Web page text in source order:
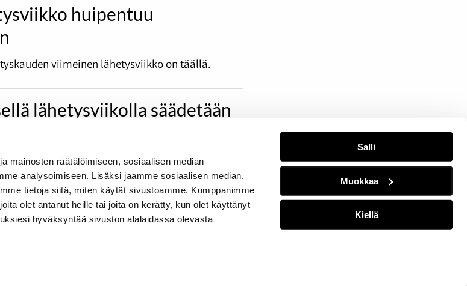
mainosten räätälöimiseen, sosiaalisen median
analysoimiseen. Lisäksi jaamme sosiaalisen median,
tietoja siitä, miten käytät sivustoamme. Kumppanimme
olet antanut heille tai joita on kerätty, kun olet käyttänyt
hyväksyntää sivuston alalaidassa olevasta
Salli
Muokkaa
Kiellä
huipentuu
viimeinen lähetysviikko on täällä.
lähetysviikolla säädetään
taas aika kuuluttaa tutkalaisten ilosanomaa!